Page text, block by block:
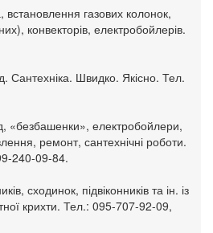
газових колонок,
конвекторів, електробойлерів.
Сантехніка. Швидко. Якісно. Тел.
«безбашенки», електробойлери,
ремонт, сантехнічні роботи.
240-09-84.
сходинок, підвіконників та ін. із
крихти. Тел.: 095-707-92-09,